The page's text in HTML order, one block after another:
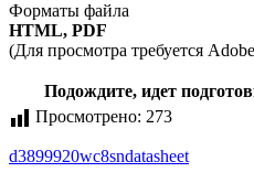
Форматы файла
HTML, PDF
(Для просмотра требуется
Подождите, идет
Просмотрено: 273
d3899920wc8sndatasheet